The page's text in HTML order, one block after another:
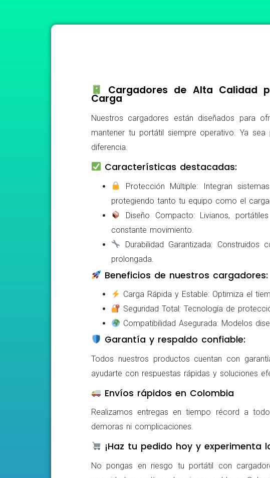
Cargadores de Alta Calidad
Carga
Nuestros cargadores están diseñados para
mantener tu portátil siempre operativo. Ya
diferencia.
Características destacadas:
Protección Múltiple: Integran
protegiendo tanto tu equipo como el
Diseño Compacto: Livianos,
constante movimiento.
Durabilidad Garantizada:
prolongada.
Beneficios de nuestros cargadores:
Carga Rápida y Estable: Optimiza el
Seguridad Total: Tecnología de
Compatibilidad Asegurada: Modelos
Garantía y respaldo confiable:
Todos nuestros productos cuentan con
ayudarte con respuestas rápidas y soluciones
Envíos rápidos en Colombia
Realizamos entregas en tiempo récord a
demoras ni complicaciones.
¡Haz tu pedido hoy y experimenta
No pongas en riesgo tu portátil con